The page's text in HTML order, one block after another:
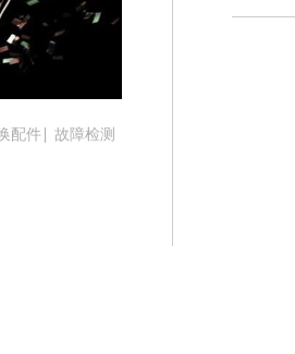
省松原市宁江区五环大街腕表时光售后服务中
省通化市东昌区环通乡江南大街腕表时光售后
省本溪市平山区胜利路腕表时光售后服务中心
配件
故障检测